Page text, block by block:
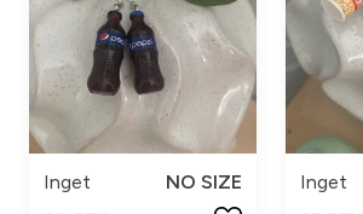
Inget
NO SIZE
Inget